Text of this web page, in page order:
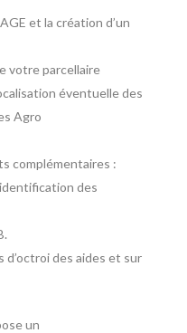
et la création d’un
votre parcellaire
éventuelle des
Agro
complémentaires :
des
d’octroi des aides et sur
un